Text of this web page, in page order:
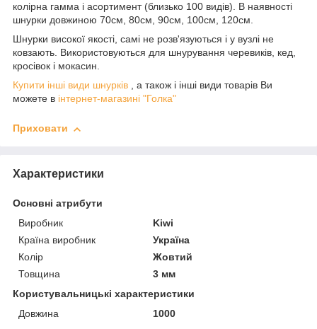
колірна гамма і асортимент (близько 100 видів). В наявності
шнурки довжиною 70см, 80см, 90см, 100см, 120см.
Шнурки високої якості, самі не розв'язуються і у вузлі не
ковзають. Використовуються для шнурування черевиків, кед,
кросівок і мокасин.
Купити інші види шнурків , а також і інші види товарів Ви
можете в інтернет-магазині "Голка"
Приховати
Характеристики
Основні атрибути
Виробник
Kiwi
Країна виробник
Україна
Колір
Жовтий
Товщина
3 мм
Користувальницькі характеристики
Довжина
1000